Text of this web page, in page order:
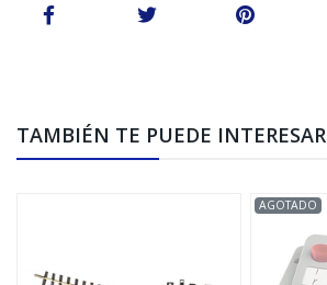
TAMBIÉN TE PUEDE INTERESAR
AGOTADO